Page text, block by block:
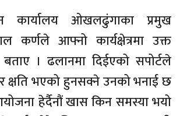
कार्यालय ओखलढुंगाका प्रमुख
कर्णले आफ्नो कार्यक्षेत्रमा उक्त
। ढलानमा दिईएको सपोर्टले
क्षति भएको हुनसक्ने उनको भनाई छ
हेर्दैनौं खास किन समस्या भयो